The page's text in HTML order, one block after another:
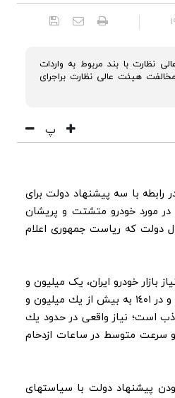
با بند مربوط به واردات
هيئت عالى نظارت براجراى
پ
با سه پیشنهاد دولت برای
در مورد خودرو متشتت و پريشان
دولت كه رياست جمهورى اعلام
خودرو ایران، یک میلیون و
هفتصد هزار دستگاه است گفت: توليد خودرو در ١٤٠٠، نزديك به نهصد هزار دستگاه بوده و در ١٤٠١ به بيش از يك ميليون و
نياز كاذب است؛ نياز واقعى در حدود يك
و سرعت متوسط در ساعات ازدحام
پيشنهاد دولت با سياستهاى